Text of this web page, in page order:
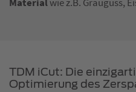
TDM iCut: Die
Optimierung des